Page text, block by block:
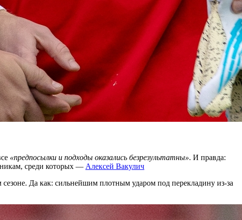
«предпосылки и подходы оказались безрезультатны». И правда:
среди которых — Алексей Вакулич
Да как: сильнейшим плотным ударом под перекладину из-за